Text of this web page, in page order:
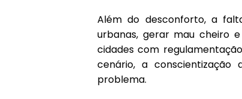
Além do desconforto, a
urbanas, gerar mau cheiro
cidades com
cenário, a conscientização
problema.